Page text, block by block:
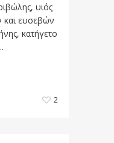
υιός
ευσεβών
κατήγετο
2